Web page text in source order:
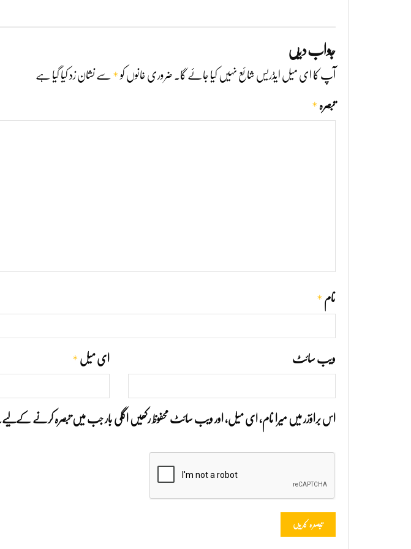
جواب دیں
آپ کا ای میل ایڈریس شائع نہیں کیا جائے گا۔ ضروری خانوں کو* سے نشان زد کیا گیا ہے
تبصرہ *
نام *
ای میل * ویب‌ سائٹ
اس براؤزر میں میرا نام، ای میل، اور ویب سائٹ محفوظ رکھیں اگلی بار جب میں تبصرہ کرنے کےلیے۔